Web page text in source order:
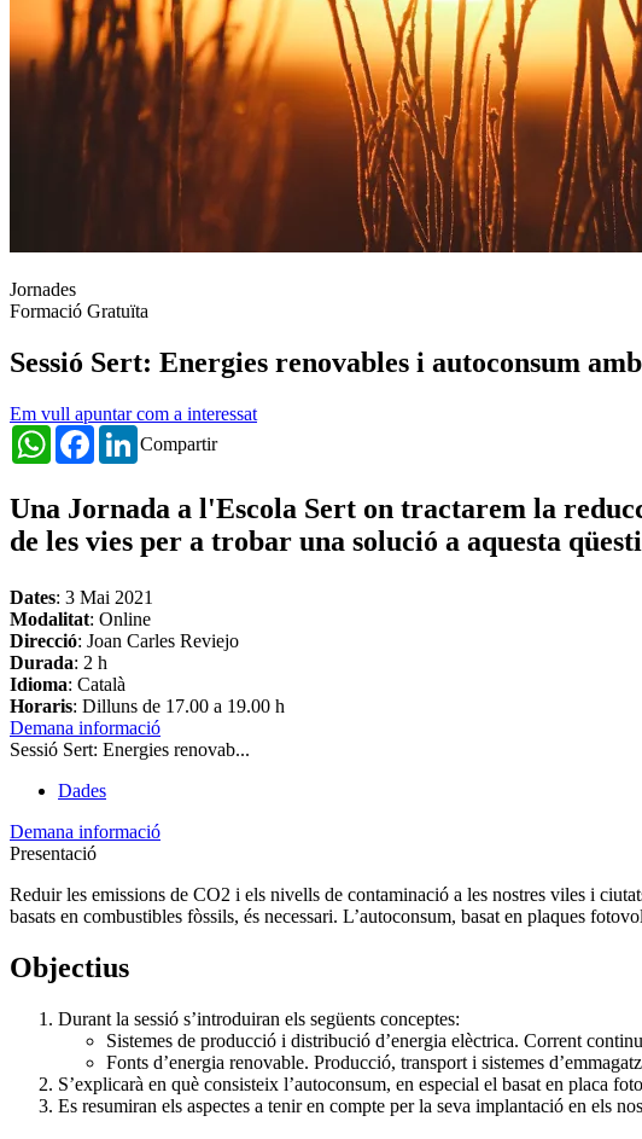
Jornades
Formació Gratuïta
Sessió Sert: Energies renovables i autoconsum
Em vull apuntar com a interessat
Compartir
WhatsAppFacebookLinkedIn
Una Jornada a l'Escola Sert on tractarem la
de les vies per a trobar una solució a aquesta
Dates: 3 Mai 2021
Modalitat: Online
Direcció: Joan Carles Reviejo
Durada: 2 h
Idioma: Català
Horaris: Dilluns de 17.00 a 19.00 h
Demana informació
Sessió Sert: Energies renovab...
Dades
Demana informació
Presentació
Reduir les emissions de CO2 i els nivells de contaminació a les nostres viles i
basats en combustibles fòssils, és necessari. L’autoconsum, basat en plaques
Objectius
Durant la sessió s’introduiran els següents conceptes:
Sistemes de producció i distribució d’energia elèctrica. Corrent
Fonts d’energia renovable. Producció, transport i sistemes
S’explicarà en què consisteix l’autoconsum, en especial el basat en placa
Es resumiran els aspectes a tenir en compte per la seva implantació en els